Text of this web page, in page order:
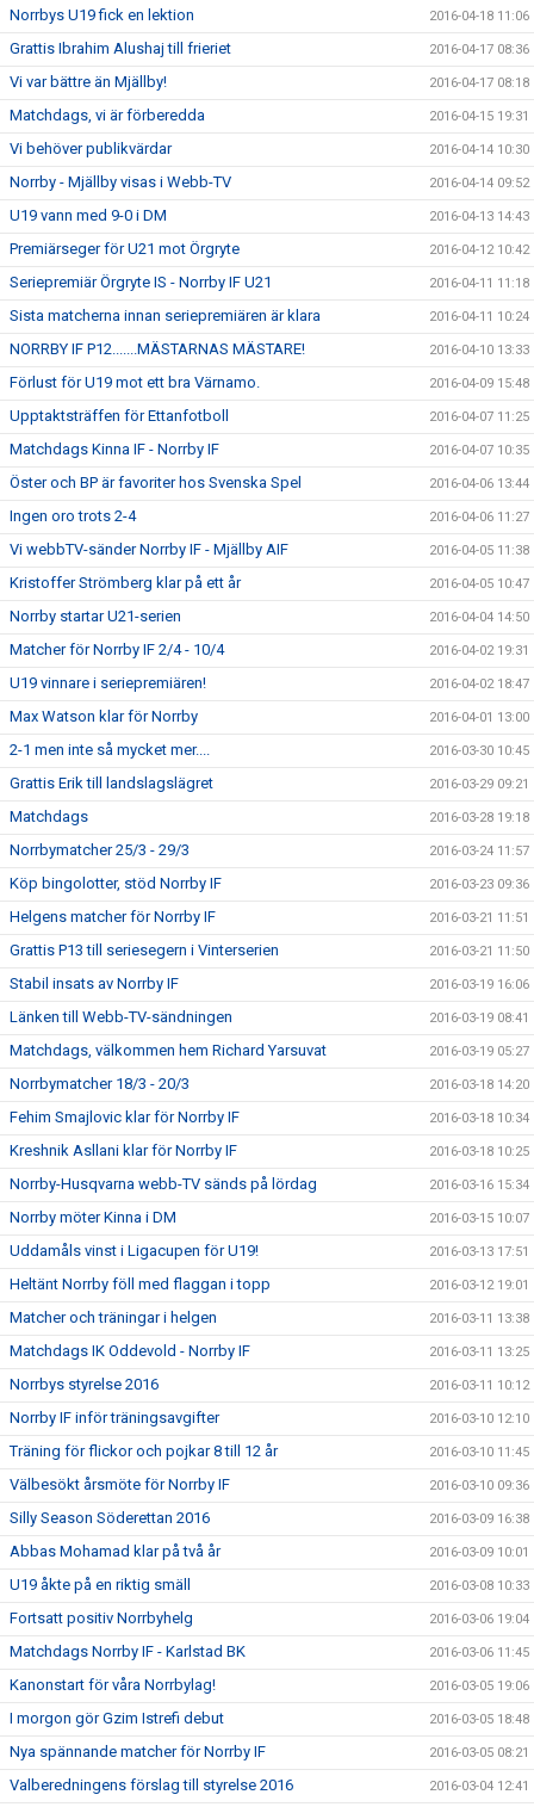
Norrbys U19 fick en lektion 2016-04-18 11:06
Grattis Ibrahim Alushaj till frieriet 2016-04-17 08:36
Vi var bättre än Mjällby! 2016-04-17 08:18
Matchdags, vi är förberedda 2016-04-15 19:31
Vi behöver publikvärdar 2016-04-14 10:30
Norrby - Mjällby visas i Webb-TV 2016-04-14 09:52
U19 vann med 9-0 i DM 2016-04-13 14:43
Premiärseger för U21 mot Örgryte 2016-04-12 10:42
Seriepremiär Örgryte IS - Norrby IF U21 2016-04-11 11:18
Sista matcherna innan seriepremiären är klara 2016-04-11 10:24
NORRBY IF P12.......MÄSTARNAS MÄSTARE! 2016-04-10 13:33
Förlust för U19 mot ett bra Värnamo. 2016-04-09 15:48
Upptaktsträffen för Ettanfotboll 2016-04-07 11:25
Matchdags Kinna IF - Norrby IF 2016-04-07 10:35
Öster och BP är favoriter hos Svenska Spel 2016-04-06 13:44
Ingen oro trots 2-4 2016-04-06 11:27
Vi webbTV-sänder Norrby IF - Mjällby AIF 2016-04-05 11:38
Kristoffer Strömberg klar på ett år 2016-04-05 10:47
Norrby startar U21-serien 2016-04-04 14:50
Matcher för Norrby IF 2/4 - 10/4 2016-04-02 19:31
U19 vinnare i seriepremiären! 2016-04-02 18:47
Max Watson klar för Norrby 2016-04-01 13:00
2-1 men inte så mycket mer.... 2016-03-30 10:45
Grattis Erik till landslagslägret 2016-03-29 09:21
Matchdags 2016-03-28 19:18
Norrbymatcher 25/3 - 29/3 2016-03-24 11:57
Köp bingolotter, stöd Norrby IF 2016-03-23 09:36
Helgens matcher för Norrby IF 2016-03-21 11:51
Grattis P13 till seriesegern i Vinterserien 2016-03-21 11:50
Stabil insats av Norrby IF 2016-03-19 16:06
Länken till Webb-TV-sändningen 2016-03-19 08:41
Matchdags, välkommen hem Richard Yarsuvat 2016-03-19 05:27
Norrbymatcher 18/3 - 20/3 2016-03-18 14:20
Fehim Smajlovic klar för Norrby IF 2016-03-18 10:34
Kreshnik Asllani klar för Norrby IF 2016-03-18 10:25
Norrby-Husqvarna webb-TV sänds på lördag 2016-03-16 15:34
Norrby möter Kinna i DM 2016-03-15 10:07
Uddamåls vinst i Ligacupen för U19! 2016-03-13 17:51
Heltänt Norrby föll med flaggan i topp 2016-03-12 19:01
Matcher och träningar i helgen 2016-03-11 13:38
Matchdags IK Oddevold - Norrby IF 2016-03-11 13:25
Norrbys styrelse 2016 2016-03-11 10:12
Norrby IF inför träningsavgifter 2016-03-10 12:10
Träning för flickor och pojkar 8 till 12 år 2016-03-10 11:45
Välbesökt årsmöte för Norrby IF 2016-03-10 09:36
Silly Season Söderettan 2016 2016-03-09 16:38
Abbas Mohamad klar på två år 2016-03-09 10:01
U19 åkte på en riktig smäll 2016-03-08 10:33
Fortsatt positiv Norrbyhelg 2016-03-06 19:04
Matchdags Norrby IF - Karlstad BK 2016-03-06 11:45
Kanonstart för våra Norrbylag! 2016-03-05 19:06
I morgon gör Gzim Istrefi debut 2016-03-05 18:48
Nya spännande matcher för Norrby IF 2016-03-05 08:21
Valberedningens förslag till styrelse 2016 2016-03-04 12:41